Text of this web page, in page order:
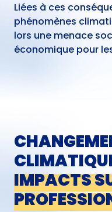
Liées à ces
phénomènes
lors une menace
économique pour
IMPACTS